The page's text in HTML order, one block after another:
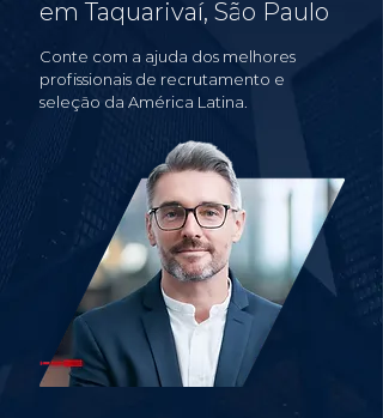
em Taquarivaí, São Paulo
Conte com a ajuda dos melhores
profissionais de recrutamento e
seleção da América Latina.